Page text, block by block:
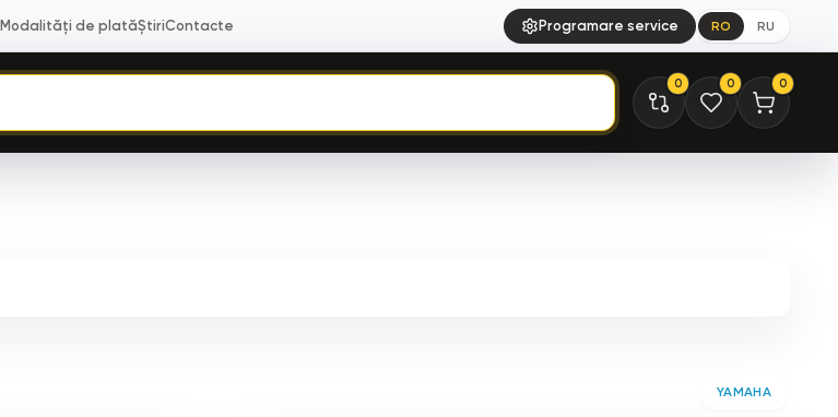
Modalități de platăȘtiriContacte Programare service RO RU
0 0 0
YAMAHA